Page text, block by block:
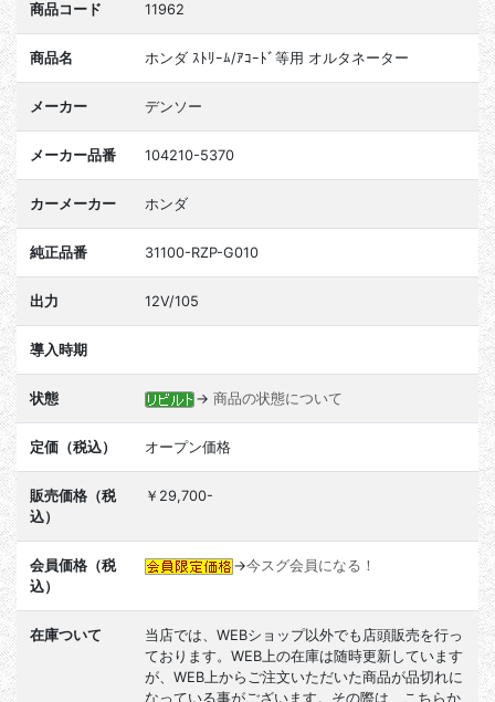
商品コード 11962
商品名 ホンダ ｽﾄﾘｰﾑ/ｱｺｰﾄﾞ等用 オルタネーター
メーカー デンソー
メーカー品番 104210-5370
カーメーカー ホンダ
純正品番 31100-RZP-G010
出力 12V/105
導入時期
状態 → 商品の状態について
定価（税込） オープン価格
販売価格（税
込）
￥29,700-
会員価格（税
込）
→今スグ会員になる！
在庫ついて
当店では、WEBショップ以外でも店頭販売を行っ
ております。WEB上の在庫は随時更新しています
が、WEB上からご注文いただいた商品が品切れに
なっている事がございます。その際は、こちらか